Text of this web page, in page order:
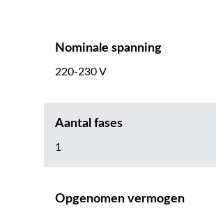
Nominale spanning
220-230 V
Aantal fases
1
Opgenomen vermogen